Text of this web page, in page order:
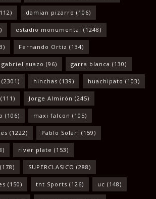
damian pizarro (106)
estadio monumental (1248)
Fernando Ortiz (134)
gabriel suazo (96) garra blanca (130)
(2301) hinchas (139) huachipato (103)
(111) Jorge Almirón (245)
(106) maxi falcon (105)
(1222) Pablo Solari (159)
river plate (153)
(178) SUPERCLASICO (288)
(150) tnt Sports (126) uc (148)